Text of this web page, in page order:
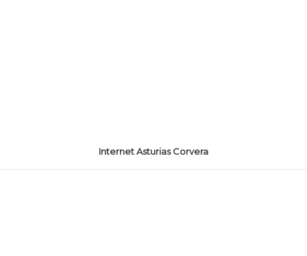
Internet Asturias Corvera